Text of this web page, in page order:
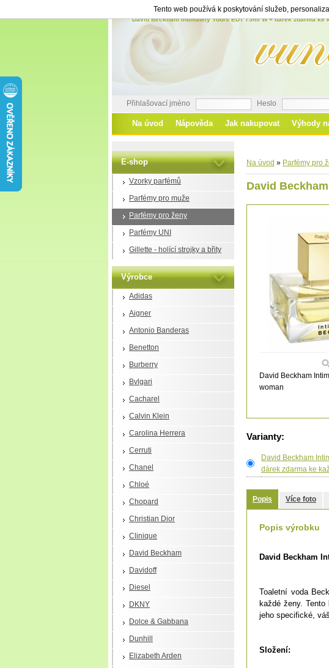
Tento web používá k poskytování služeb,
David Beckham Intimately Yours EDT 75ml W + dárek zdarma
Přihlašovací jméno Heslo
Na úvod Nápověda Jak nakupovat Výhody
E-shop
Vzorky parfémů
Parfémy pro muže
Parfémy pro ženy
Parfémy UNI
Gillette - holící strojky a břity
Výrobce
Adidas
Aigner
Antonio Banderas
Benetton
Burberry
Bvlgari
Cacharel
Calvin Klein
Carolina Herrera
Cerruti
Chanel
Chloé
Chopard
Christian Dior
Clinique
David Beckham
Davidoff
Diesel
DKNY
Dolce & Gabbana
Dunhill
Elizabeth Arden
Na úvod » Parfémy pro
David
David Beckham
woman
Varianty:
David Beckham
dárek zdarma ke
Popis Více foto
Popis výrobku
David Beckham
Toaletní voda
každé ženy.
jeho specifické,
Složení: